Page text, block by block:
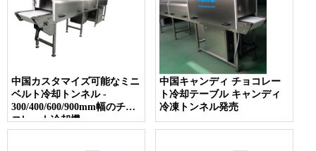
中国カスタマイズ可能なミニ
ベルト冷却トンネル -
300/400/600/900mm幅のチョ
コレート冷却機
中国キャンディ チョコレー
ト冷却テーブル キャンディ
冷凍トンネル発売